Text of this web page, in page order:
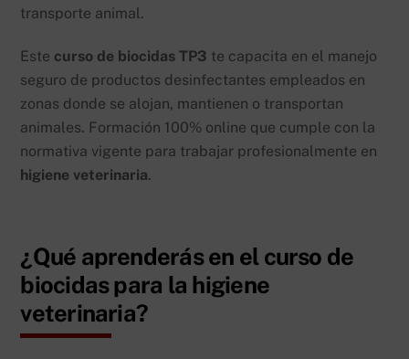
transporte animal.
Este curso de biocidas TP3 te capacita en el manejo
seguro de productos desinfectantes empleados en
zonas donde se alojan, mantienen o transportan
animales. Formación 100% online que cumple con la
normativa vigente para trabajar profesionalmente en
higiene veterinaria.
¿Qué aprenderás en el curso de
biocidas para la higiene
veterinaria?